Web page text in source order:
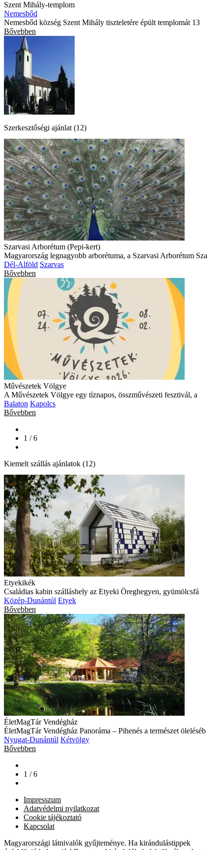
Szent Mihály-templom
Nemesbőd
Nemesbőd község Szent Mihály tiszteletére épült templomát 13
Bővebben
Szerkesztőségi ajánlat (12)
Szarvasi Arborétum (Pepi-kert)
Magyarország legnagyobb arborétuma, a Szarvasi Arborétum Sza
Dél-Alföld Szarvas
Bővebben
Művészetek Völgye
A Művészetek Völgye egy tíznapos, összművészeti fesztivál, a
Balaton Kapolcs
Bővebben
1 / 6
Kiemelt szállás ajánlatok (12)
Etyekikék
Családias kabin szálláshely az Etyeki Öreghegyen, gyümölcsfá
Közép-Dunántúl Etyek
Bővebben
ÉletMagTár Vendégház
ÉletMagTár Vendégház Panoráma – Pihenés a természet öleléséb
Nyugat-Dunántúl Kétvölgy
Bővebben
1 / 6
Impresszum
Adatvédelmi nyilatkozat
Cookie tájékoztató
Kapcsolat
Magyarországi látnivalók gyűjteménye. Ha kirándulástippek